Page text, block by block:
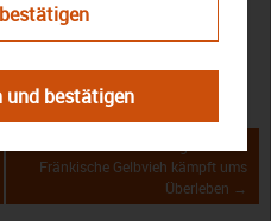
Münch-Ferber-Villa
Fränkische Gelbvieh kämpft ums
Überleben →
und bestätigen